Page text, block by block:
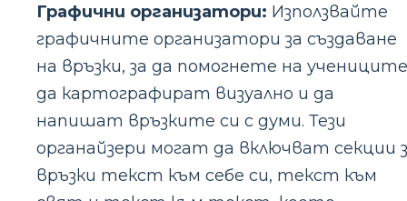
Графични организатори: Използвайте
графичните организатори за създаване
на връзки, за да помогнете на учениците
да картографират визуално и да
напишат връзките си с думи. Тези
органайзери могат да включват секции
връзки текст към себе си, текст към